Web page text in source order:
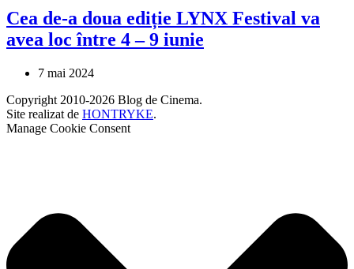
Cea de-a doua ediție LYNX Festival va
avea loc între 4 – 9 iunie
7 mai 2024
Copyright 2010-2026 Blog de Cinema.
Site realizat de HONTRYKE.
Manage Cookie Consent